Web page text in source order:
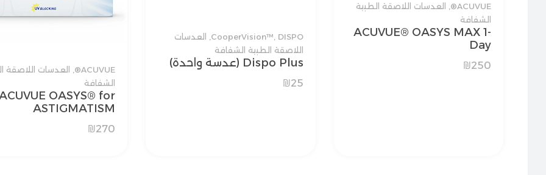
ACUVUE®
العدسات اللاصقة الطبية
الشفافة
ACUVUE® OASYS MAX 1-
Day
₪250
CooperVision™ DISPO
العدسات
اللاصقة الطبية الشفافة
Dispo Plus (عدسة واحدة)
₪25
ACUVUE®
,
العدسات اللاصقة
الشفافة
OASYS® for
ASTIGMATISM
₪270